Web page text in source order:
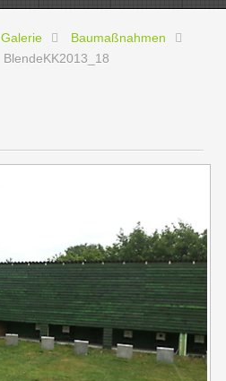
Galerie
Baumaßnahmen
BlendeKK2013_18